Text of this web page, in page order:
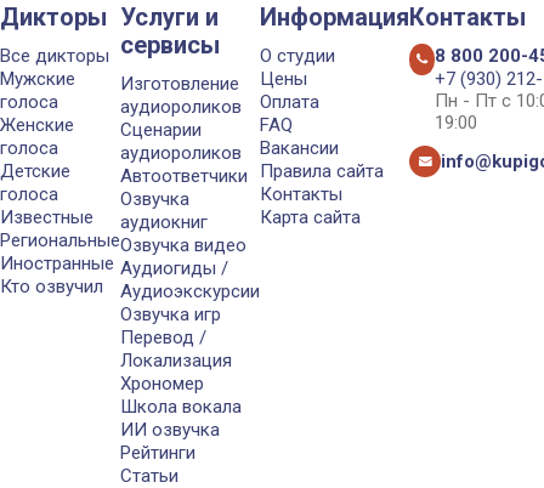
Дикторы
Все дикторы
Мужские
голоса
Женские
голоса
Детские
голоса
Известные
Региональные
Иностранные
Кто озвучил
Услуги и
сервисы
Изготовление
аудиороликов
Сценарии
аудиороликов
Автоответчики
Озвучка
аудиокниг
Озвучка видео
Аудиогиды /
Аудиоэкскурсии
Озвучка игр
Перевод /
Локализация
Хрономер
Школа вокала
ИИ озвучка
Рейтинги
Статьи
Информация
О студии
Цены
Оплата
FAQ
Вакансии
Правила сайта
Контакты
Карта сайта
Контакты
8 800 200-
+7 (930)
Пн - Пт с
19:00